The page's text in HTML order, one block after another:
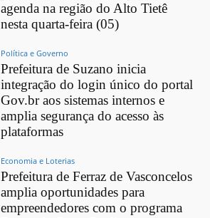
agenda na região do Alto Tietê
nesta quarta-feira (05)
Política e Governo
Prefeitura de Suzano inicia
integração do login único do portal
Gov.br aos sistemas internos e
amplia segurança do acesso às
plataformas
Economia e Loterias
Prefeitura de Ferraz de Vasconcelos
amplia oportunidades para
empreendedores com o programa